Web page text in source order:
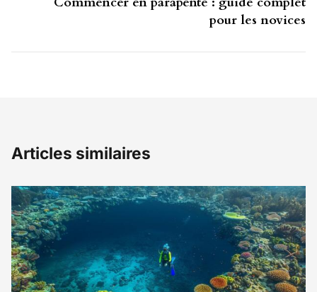
pour les novices
Articles similaires